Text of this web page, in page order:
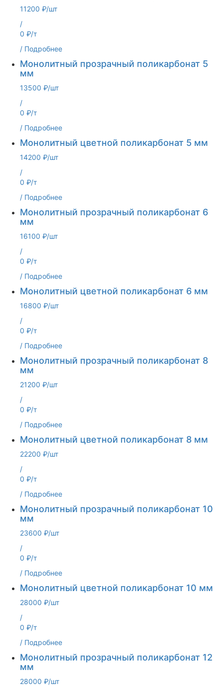
11200 ₽/шт
/
0 ₽/т
/ Подробнее
Монолитный прозрачный поликарбонат 5
мм
13500 ₽/шт
/
0 ₽/т
/ Подробнее
Монолитный цветной поликарбонат 5 мм
14200 ₽/шт
/
0 ₽/т
/ Подробнее
Монолитный прозрачный поликарбонат 6
мм
16100 ₽/шт
/
0 ₽/т
/ Подробнее
Монолитный цветной поликарбонат 6 мм
16800 ₽/шт
/
0 ₽/т
/ Подробнее
Монолитный прозрачный поликарбонат 8
мм
21200 ₽/шт
/
0 ₽/т
/ Подробнее
Монолитный цветной поликарбонат 8 мм
22200 ₽/шт
/
0 ₽/т
/ Подробнее
Монолитный прозрачный поликарбонат 10
мм
23600 ₽/шт
/
0 ₽/т
/ Подробнее
Монолитный цветной поликарбонат 10 мм
28000 ₽/шт
/
0 ₽/т
/ Подробнее
Монолитный прозрачный поликарбонат 12
мм
28000 ₽/шт